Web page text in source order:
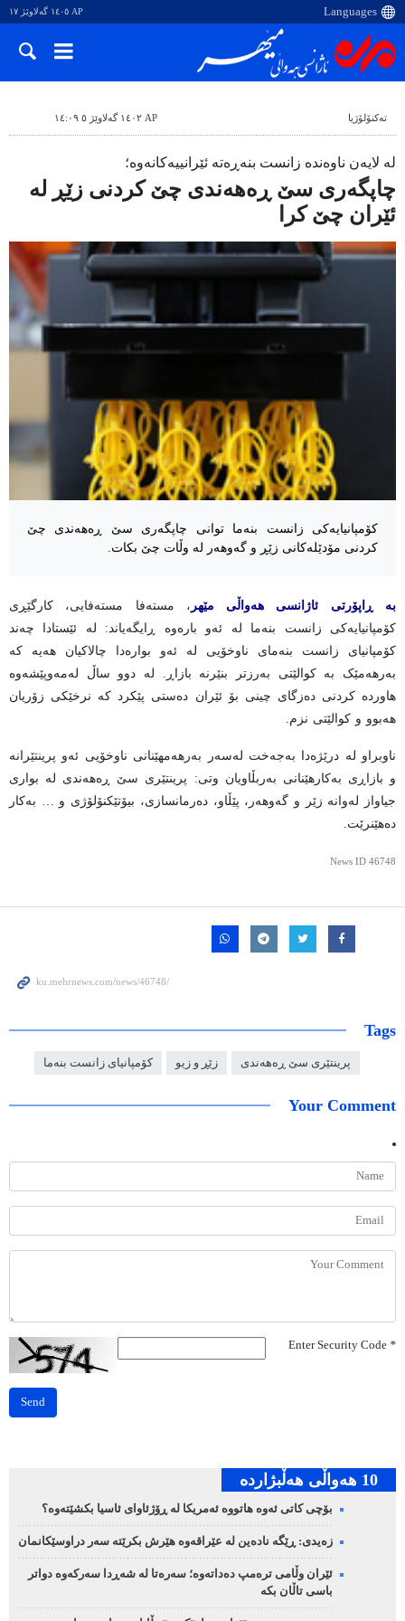
AP ١٤٠٥ گەلاوێژ ١٧
ته‌کنۆلۆژیا AP ١٤٠٢ گەلاوێژ ٥ ١٤:٠٩
لە لایەن ناوەندە زانست بنەڕەتە ئێرانییەکانەوە؛
چاپگەری سێ ڕەهەندی چێ کردنی زێڕ لە
ئێران چێ کرا
کۆمپانیایەکی زانست بنەما توانی چاپگەری سێ ڕەهەندی چێ
کردنی مۆدێلەکانی زێڕ و گەوهەر لە وڵات چێ بکات.
بە ڕاپۆرتی ئاژانسی هەواڵی مێهر ، مستەفا مستەفایی، کارگێڕی
کۆمپانیایەکی زانست بنەما لە ئەو بارەوە ڕایگەیاند: لە ئێستادا چەند
کۆمپانیای زانست بنەمای ناوخۆیی لە ئەو بوارەدا چالاکیان هەیە کە
بەرهەمێک بە کوالێتی بەرزتر بنێرنە بازاڕ. لە دوو ساڵ لەمەوپێشەوە
هاوردە کردنی دەزگای چینی بۆ ئێران دەستی پێکرد کە نرخێکی زۆریان
هەبوو و کوالێتی نزم.
ناوبراو لە درێژەدا بەجەخت لەسەر بەرهەمهێنانی ناوخۆیی ئەو پرینتێرانە
و بازاڕی بەکارهێنانی بەربڵاویان وتی: پرینتێری سێ ڕەهەندی لە بواری
جیاواز لەوانە زێر و گەوهەر، پێڵاو، دەرمانسازی، بیۆتێکنۆلۆژی و … بەکار
دەهێنرێت.
News ID 46748
Tags
پرینتێری سێ ڕەهەندی زێڕ و زیو کۆمپانیای زانست بنەما
Your Comment
*
Send
10 هه‌واڵی هه‌ڵبژارده‌
بۆچی کاتی ئەوە هاتووە ئەمریکا لە ڕۆژئاوای ئاسیا بکشێتەوە؟
زەیدی: ڕێگە نادەین لە عێراقەوە هێرش بکرێتە سەر دراوسێکانمان
ئێران وڵامی ترەمپ دەداتەوە؛ سەرەتا لە شەڕدا سەرکەوە دواتر
باسی تاڵان بکە